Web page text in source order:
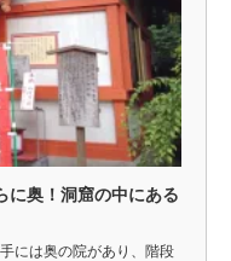
に奥！洞窟の中にある
には奥の院があり、階段